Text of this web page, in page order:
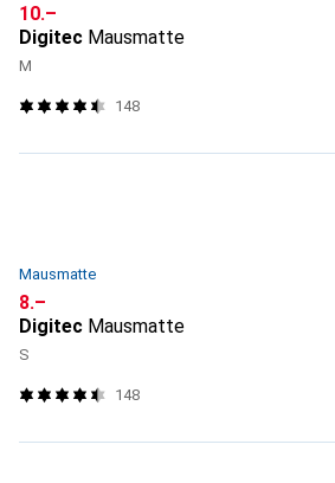
CHF
10.–
Digitec Mausmatte
M
148
Mausmatte
CHF
8.–
Digitec Mausmatte
S
148